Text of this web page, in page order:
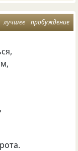
лучшее пробуждение